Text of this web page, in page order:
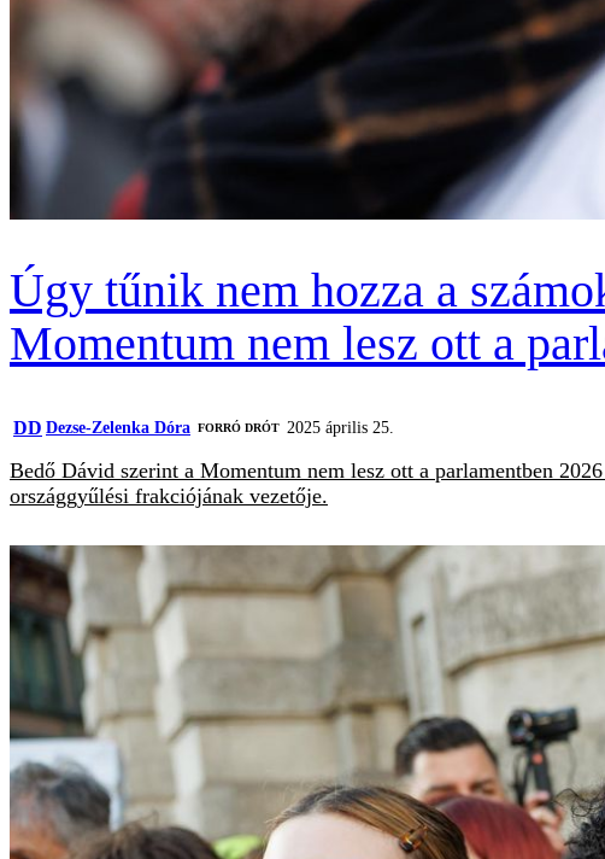
Úgy tűnik nem hozza a
Momentum nem lesz ott a
DD Dezse-Zelenka Dóra FORRÓ DRÓT 2025 április 25.
Bedő Dávid szerint a Momentum nem lesz ott a parlamentben
országgyűlési frakciójának vezetője.